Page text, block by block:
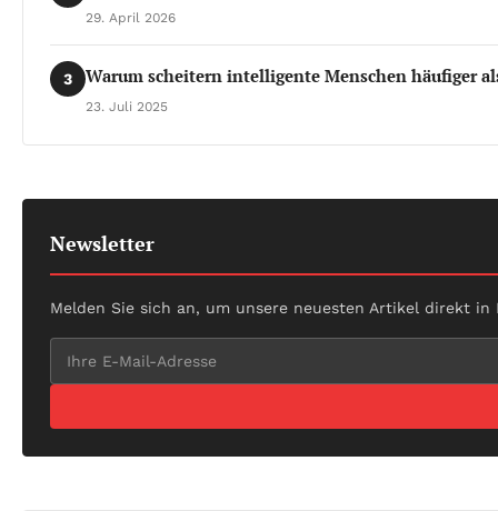
29. April 2026
3 Warum scheitern intelligente Menschen häufiger
23. Juli 2025
Newsletter
Melden Sie sich an, um unsere neuesten Artikel direkt